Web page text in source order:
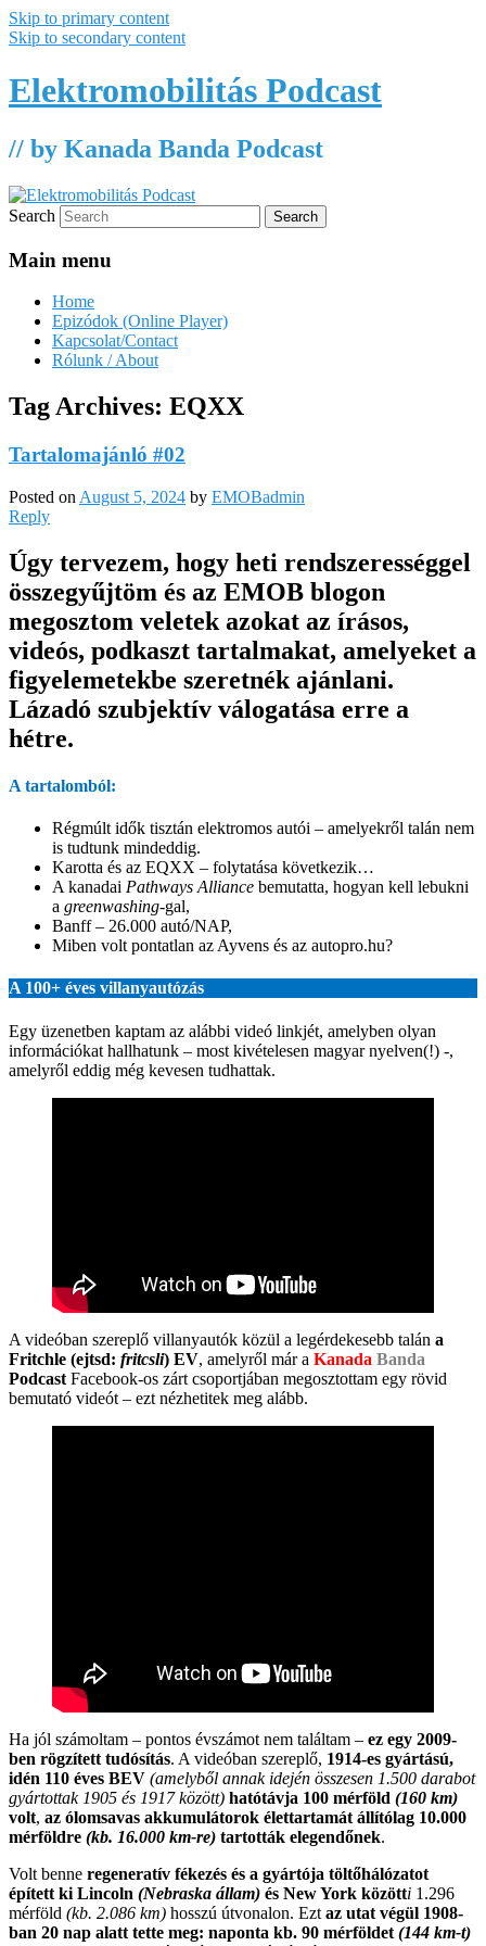
Skip to primary content
Skip to secondary content
Elektromobilitás Podcast
// by Kanada Banda Podcast
Search
Main menu
Home
Epizódok (Online Player)
Kapcsolat/Contact
Rólunk / About
Tag Archives: EQXX
Tartalomajánló #02
Posted on August 5, 2024 by EMOBadmin
Reply
Úgy tervezem, hogy heti rendszerességgel
összegyűjtöm és az EMOB blogon
megosztom veletek azokat az írásos,
videós, podkaszt tartalmakat, amelyeket a
figyelemetekbe szeretnék ajánlani.
Lázadó szubjektív válogatása erre a
hétre.
A tartalomból:
Régmúlt idők tisztán elektromos autói – amelyekről talán nem
is tudtunk mindeddig.
Karotta és az EQXX – folytatása következik…
A kanadai Pathways Alliance bemutatta, hogyan kell lebukni
a greenwashing-gal,
Banff – 26.000 autó/NAP,
Miben volt pontatlan az Ayvens és az autopro.hu?
A 100+ éves villanyautózás
Egy üzenetben kaptam az alábbi videó linkjét, amelyben olyan
információkat hallhatunk – most kivételesen magyar nyelven(!) -,
amelyről eddig még kevesen tudhattak.
A videóban szereplő villanyautók közül a legérdekesebb talán a
Fritchle (ejtsd: fritcsli) EV, amelyről már a Kanada Banda
Podcast Facebook-os zárt csoportjában megosztottam egy rövid
bemutató videót – ezt nézhetitek meg alább.
Ha jól számoltam – pontos évszámot nem találtam – ez egy 2009-
ben rögzített tudósítás. A videóban szereplő, 1914-es gyártású,
idén 110 éves BEV (amelyből annak idején összesen 1.500 darabot
gyártottak 1905 és 1917 között) hatótávja 100 mérföld (160 km)
volt, az ólomsavas akkumulátorok élettartamát állítólag 10.000
mérföldre (kb. 16.000 km-re) tartották elegendőnek.
Volt benne regeneratív fékezés és a gyártója töltőhálózatot
épített ki Lincoln (Nebraska állam) és New York közötti 1.296
mérföld (kb. 2.086 km) hosszú útvonalon. Ezt az utat végül 1908-
ban 20 nap alatt tette meg: naponta kb. 90 mérföldet (144 km-t)